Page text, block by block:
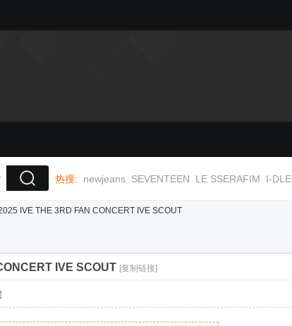
热搜: newjeans SEVENTEEN LE SSERAFIM I-DLE
IVE THE 3RD FAN CONCERT IVE SCOUT
IVE SCOUT [复制链接]